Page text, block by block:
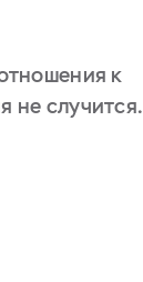
к
не случится.